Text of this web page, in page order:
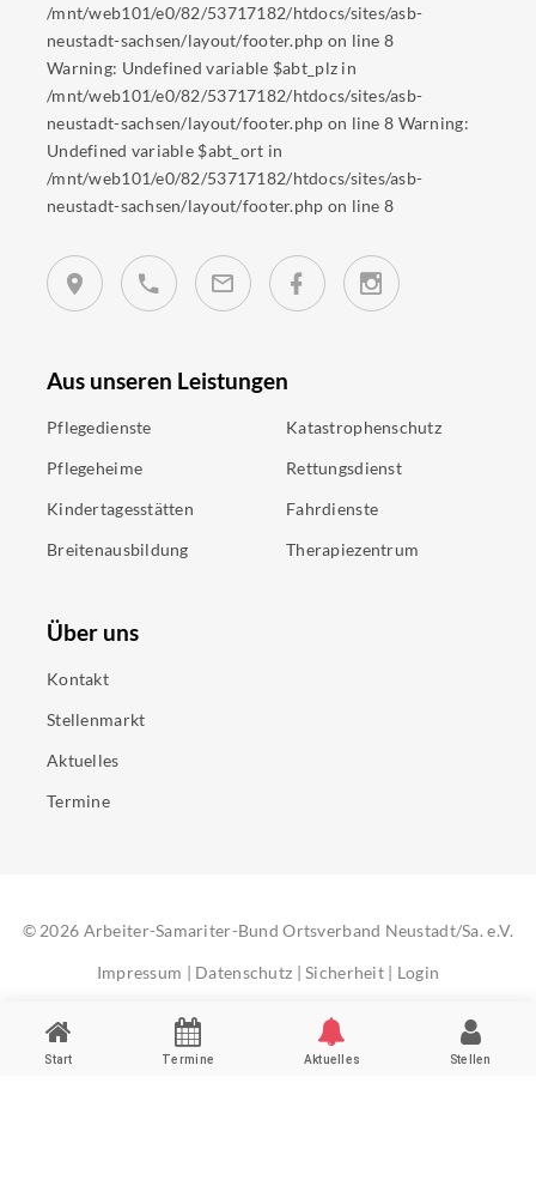
/mnt/web101/e0/82/53717182/htdocs/sites/asb-
neustadt-sachsen/layout/footer.php on line 8
Warning: Undefined variable $abt_plz in
/mnt/web101/e0/82/53717182/htdocs/sites/asb-
neustadt-sachsen/layout/footer.php on line 8 Warning:
Undefined variable $abt_ort in
/mnt/web101/e0/82/53717182/htdocs/sites/asb-
neustadt-sachsen/layout/footer.php on line 8
Aus unseren Leistungen
Pflegedienste
Pflegeheime
Kindertagesstätten
Breitenausbildung
Katastrophenschutz
Rettungsdienst
Fahrdienste
Therapiezentrum
Über uns
Kontakt
Stellenmarkt
Aktuelles
Termine
© 2026 Arbeiter-Samariter-Bund Ortsverband Neustadt/Sa. e.V.
Impressum | Datenschutz | Sicherheit | Login
Start Termine Aktuelles Stellen